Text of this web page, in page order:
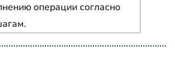
операции согласно